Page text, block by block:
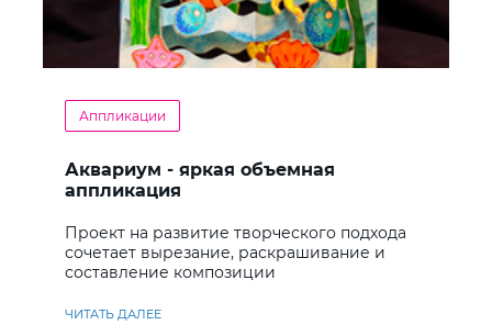
Аппликации
Аквариум - яркая объемная
аппликация
Проект на развитие творческого подхода
сочетает вырезание, раскрашивание и
составление композиции
ЧИТАТЬ ДАЛЕЕ